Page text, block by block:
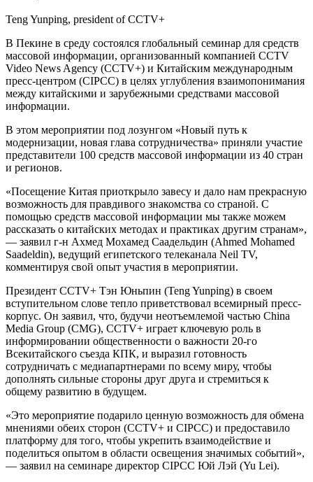
Teng Yunping, president of CCTV+
В Пекине в среду состоялся глобальный семинар для средств
массовой информации, организованный компанией CCTV
Video News Agency (CCTV+) и Китайским международным
пресс-центром (CIPCC) в целях углубления взаимопонимания
между китайскими и зарубежными средствами массовой
информации.
В этом мероприятии под лозунгом «Новый путь к
модернизации, новая глава сотрудничества» приняли участие
представители 100 средств массовой информации из 40 стран
и регионов.
«Посещение Китая приоткрыло завесу и дало нам прекрасную
возможность для правдивого знакомства со страной. С
помощью средств массовой информации мы также можем
рассказать о китайских методах и практиках другим странам»,
— заявил г-н Ахмед Мохамед Саадельдин (Ahmed Mohamed
Saadeldin), ведущий египетского телеканала Neil TV,
комментируя свой опыт участия в мероприятии.
Президент CCTV+ Тэн Юньпин (Teng Yunping) в своем
вступительном слове тепло приветствовал всемирный пресс-
корпус. Он заявил, что, будучи неотъемлемой частью China
Media Group (CMG), CCTV+ играет ключевую роль в
информировании общественности о важности 20-го
Всекитайского съезда КПК, и выразил готовность
сотрудничать с медиапартнерами по всему миру, чтобы
дополнять сильные стороны друг друга и стремиться к
общему развитию в будущем.
«Это мероприятие подарило ценную возможность для обмена
мнениями обеих сторон (CCTV+ и CIPCC) и предоставило
платформу для того, чтобы укрепить взаимодействие и
поделиться опытом в области освещения значимых событий»,
— заявил на семинаре директор CIPCC Юй Лэй (Yu Lei).